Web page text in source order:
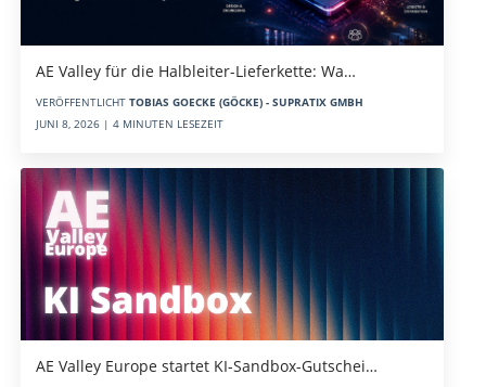
AE Valley für die Halbleiter-Lieferkette: Wa…
VERÖFFENTLICHT TOBIAS GOECKE (GÖCKE) - SUPRATIX GMBH
JUNI 8, 2026 | 4 MINUTEN LESEZEIT
AE Valley Europe startet KI-Sandbox-Gutschei…